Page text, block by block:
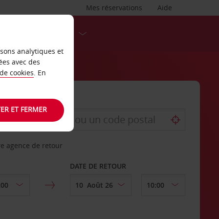
Aide
Mes réservations
agence de retour
DATE DE RETOUR
analytiques et
avec des
cookies. En
ET FERMER